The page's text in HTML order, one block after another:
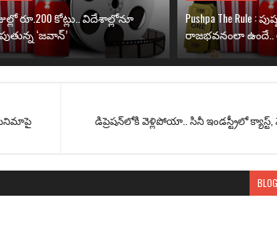
రూ.200 కోట్లు.. విదేశాల్లోనూ
‘జవాన్’
Pushpa The Rule :
రాజభవనంలా ఉందే..
డిప్రెష‌న్‌లోకి వెళ్లిపోయా.. సినీ ఇండ‌స్ట్రీలో
సినిమాపై